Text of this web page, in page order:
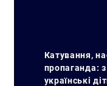
Катування,
пропаганда:
українські